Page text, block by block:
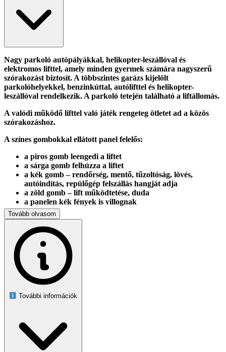
Nagy parkoló autópályákkal, helikopter-leszállóval és
elektromos lifttel, amely minden gyermek számára nagyszerű
szórakozást biztosít. A többszintes garázs kijelölt
parkolóhelyekkel, benzinkúttal, autólifttel és helikopter-
leszállóval rendelkezik. A parkoló tetején található a liftállomás.
A valódi működő lifttel való játék rengeteg ötletet ad a közös
szórakozáshoz.
A színes gombokkal ellátott panel felelős:
a piros gomb leengedi a liftet
a sárga gomb felhúzza a liftet
a kék gomb – rendőrség, mentő, tűzoltóság, lövés,
autóindítás, repülőgép felszállás hangját adja
a zöld gomb – lift működtetése, duda
a panelen kék fények is villognak
A készlet tartalmaz:
elemek a parkoló építéséhez
két autó
helikopter
közlekedési táblák
matricák
A járművek fém karosszériával rendelkeznek.
Szenzációs többszintes parkoló benzinkúttal, lifttel, autószerelő
Tovább olvasom
További információk